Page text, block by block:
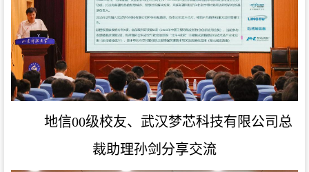
地信00级校友、武汉梦芯科技有限公司总
裁助理孙剑 分享交流